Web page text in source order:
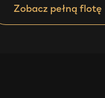
Zobacz pełną flotę